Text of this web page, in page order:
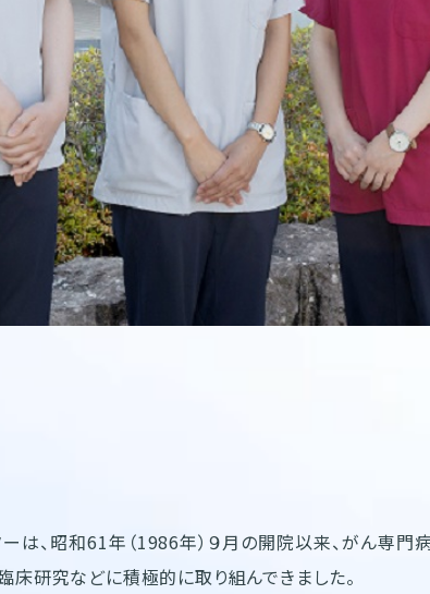
は、昭和61年（1986年）９月の開院以来、がん専
床研究などに積極的に取り組んできました。